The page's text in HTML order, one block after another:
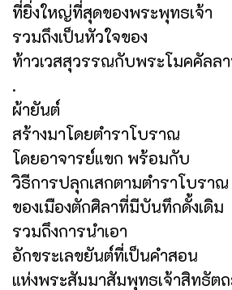
ที่ยิ่งใหญ่ที่สุดของพระพุทธเจ้า
รวมถึงเป็นหัวใจของ
ท้าวเวสสุวรรณกับพระโมคคัลล
.
ผ้ายันต์
สร้างมาโดยตำราโบราณ
โดยอาจารย์แขก พร้อมกับ
วิธีการปลุกเสกตามตำราโบราณ
ของเมืองตักศิลาที่มีบันทึกดั้งเดิม
รวมถึงการนำเอา
อักขระเลขยันต์ที่เป็นคำสอน
แห่งพระสัมมาสัมพุทธเจ้าสิทธัต